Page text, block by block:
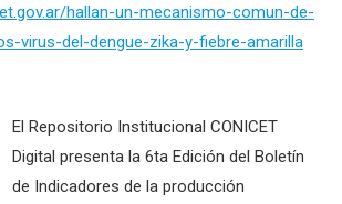
hallan-un-mecanismo-comun-de-
virus-del-dengue-zika-y-fiebre-amarilla
El Repositorio Institucional CONICET
Digital presenta la 6ta Edición del Boletín
de Indicadores de la producción